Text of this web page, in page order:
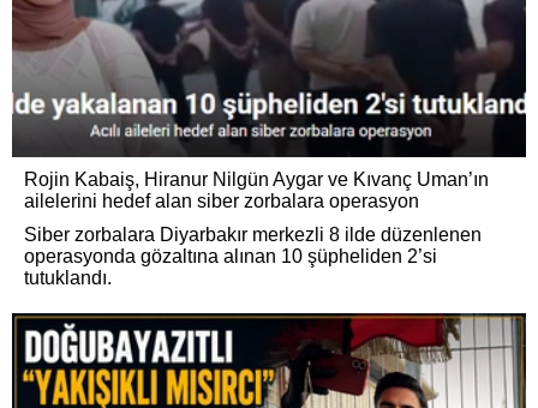
Rojin Kabaiş, Hiranur Nilgün Aygar ve Kıvanç Uman’ın
ailelerini hedef alan siber zorbalara operasyon
Siber zorbalara Diyarbakır merkezli 8 ilde düzenlenen
operasyonda gözaltına alınan 10 şüpheliden 2’si
tutuklandı.